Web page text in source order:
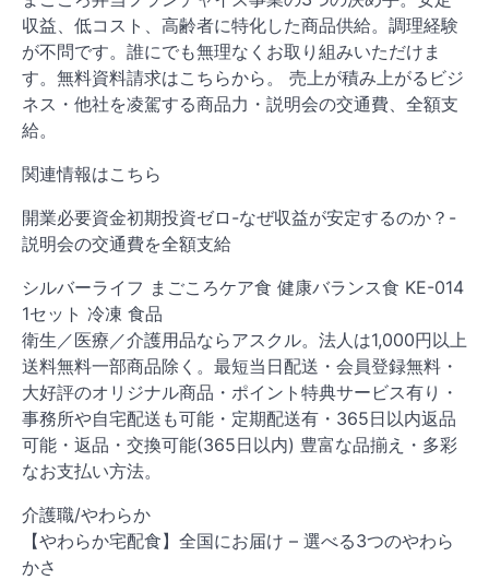
収益、低コスト、高齢者に特化した商品供給。調理経験
が不問です。誰にでも無理なくお取り組みいただけま
す。無料資料請求はこちらから。 売上が積み上がるビジ
ネス・他社を凌駕する商品力・説明会の交通費、全額支
給。
関連情報はこちら
開業必要資金初期投資ゼロ-なぜ収益が安定するのか？-
説明会の交通費を全額支給
シルバーライフ まごころケア食 健康バランス食 KE-014
1セット 冷凍 食品
衛生／医療／介護用品ならアスクル。法人は1,000円以上
送料無料一部商品除く。最短当日配送・会員登録無料・
大好評のオリジナル商品・ポイント特典サービス有り・
事務所や自宅配送も可能・定期配送有・365日以内返品
可能・返品・交換可能(365日以内) 豊富な品揃え・多彩
なお支払い方法。
介護職/やわらか
【やわらか宅配食】全国にお届け – 選べる3つのやわら
かさ